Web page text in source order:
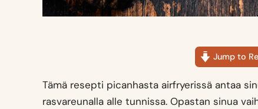
Jump to
Tämä resepti picanhasta airfryerissä antaa
rasvareunalla alle tunnissa. Opastan sinua